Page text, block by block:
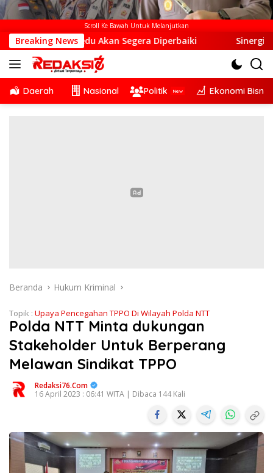
Scroll Ke Bawah Untuk Melanjutkan
Breaking News
Akan Segera Diperbaiki Sinergi Lintas Sektor,
Daerah Nasional Politik Ekonomi Bisnis
Beranda Hukum Kriminal
Topik : Upaya Pencegahan TPPO Di Wilayah Polda NTT
Polda NTT Minta dukungan
Stakeholder Untuk Berperang
Melawan Sindikat TPPO
Redaksi76.com
16 April 2023 : 06:41 WITA | Dibaca 144 Kali